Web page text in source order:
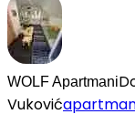
WOLF Apartmani
Vuković